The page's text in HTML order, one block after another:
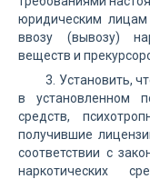
юридическим
ввозу (вывозу)
веществ и
3. Установить,
в установленном
средств,
получившие
соответствии с
наркотических